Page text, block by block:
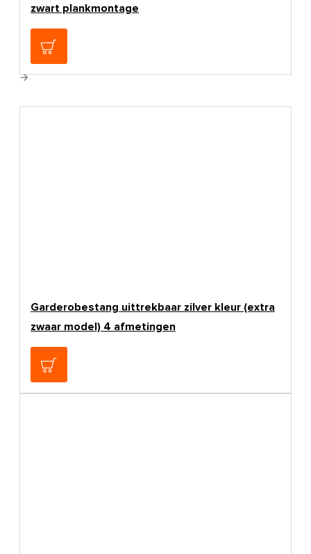
zwart plankmontage
€5,90
Garderobestang uittrekbaar zilver kleur (extra
zwaar model) 4 afmetingen
€32,70